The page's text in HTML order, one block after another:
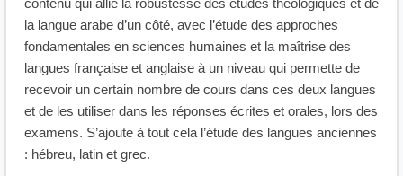
contenu qui allie la robustesse des études théologiques et de
la langue arabe d’un côté, avec l’étude des approches
fondamentales en sciences humaines et la maîtrise des
langues française et anglaise à un niveau qui permette de
recevoir un certain nombre de cours dans ces deux langues
et de les utiliser dans les réponses écrites et orales, lors des
examens. S’ajoute à tout cela l’étude des langues anciennes
: hébreu, latin et grec.